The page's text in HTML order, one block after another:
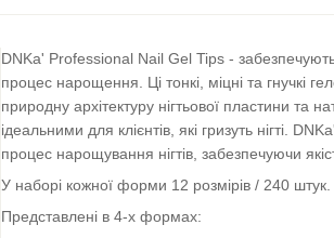
DNKa' Professional Nail Gel Tips -
процес нарощення. Ці тонкі, міцні та гнучкі
природну архітектуру нігтьової пластини та
ідеальними для клієнтів, які гризуть нігті.
процес нарощування нігтів, забезпечуючи
У наборі кожної форми 12 розмірів / 240 штук.
Представлені в 4-х формах: